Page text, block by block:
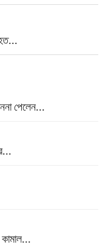
পেলেন...